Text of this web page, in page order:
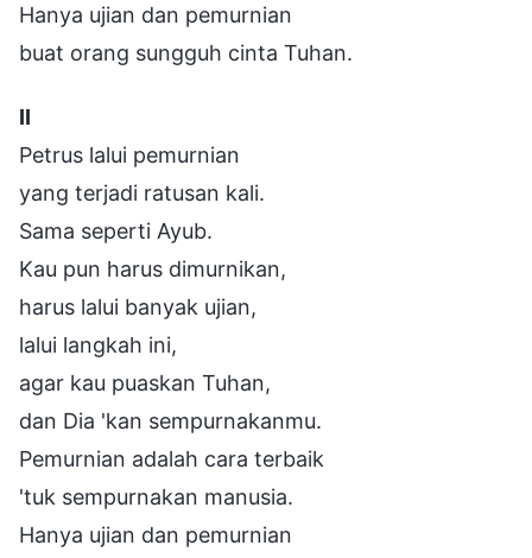
Hanya ujian dan pemurnian
buat orang sungguh cinta Tuhan.
II
Petrus lalui pemurnian
yang terjadi ratusan kali.
Sama seperti Ayub.
Kau pun harus dimurnikan,
harus lalui banyak ujian,
lalui langkah ini,
agar kau puaskan Tuhan,
dan Dia 'kan sempurnakanmu.
Pemurnian adalah cara terbaik
'tuk sempurnakan manusia.
Hanya ujian dan pemurnian